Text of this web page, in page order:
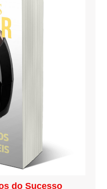
do Sucesso